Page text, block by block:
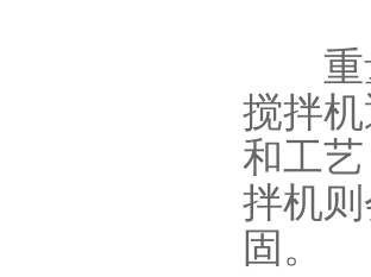
重量
搅拌
和工
拌机
固。